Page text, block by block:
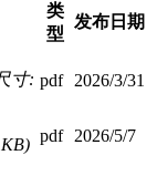
类
型
发布日期
寸: pdf 2026/3/31
pdf 2026/5/7